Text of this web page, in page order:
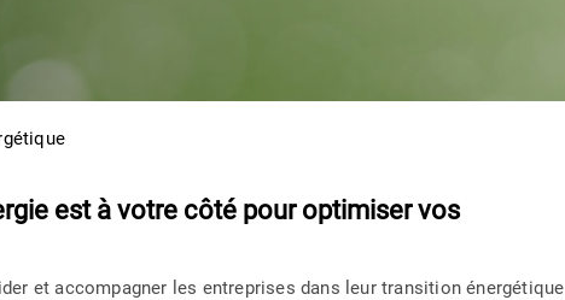
est à votre côté pour optimiser vos
et accompagner les entreprises dans leur transition énergétique